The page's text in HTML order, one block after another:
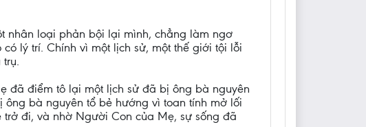
nhân loại phản bội lại mình, chẳng làm ngơ
lý trí. Chính vì một lịch sử, một thế giới tội lỗi
đã điểm tô lại một lịch sử đã bị ông bà nguyên
bà nguyên tổ bẻ hướng vì toan tính mở lối
đi, và nhờ Người Con của Mẹ, sự sống đã